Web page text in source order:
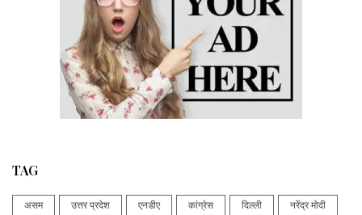
TAG
असम उत्तर प्रदेश एनडीए कांग्रेस दिल्ली नरेंद्र मोदी